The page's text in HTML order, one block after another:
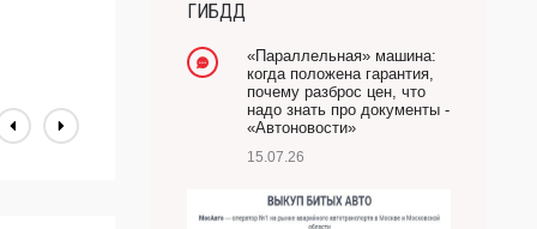
-- Лучшее, что можно сделать с хорошим советом,
это пропустить его мимо ушей. Он никогда не бывает
полезен никому, кроме того, кто его дал.
-- Люблю давать советы и очень не люблю, когда их
дают мне.
ГИБДД
«Параллельная» машина:
когда положена гарантия,
почему разброс цен, что
надо знать про документы -
«Автоновости»
15.07.26